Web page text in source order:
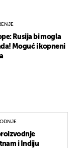
Rusija bi mogla
Moguć i kopneni
i Indiju